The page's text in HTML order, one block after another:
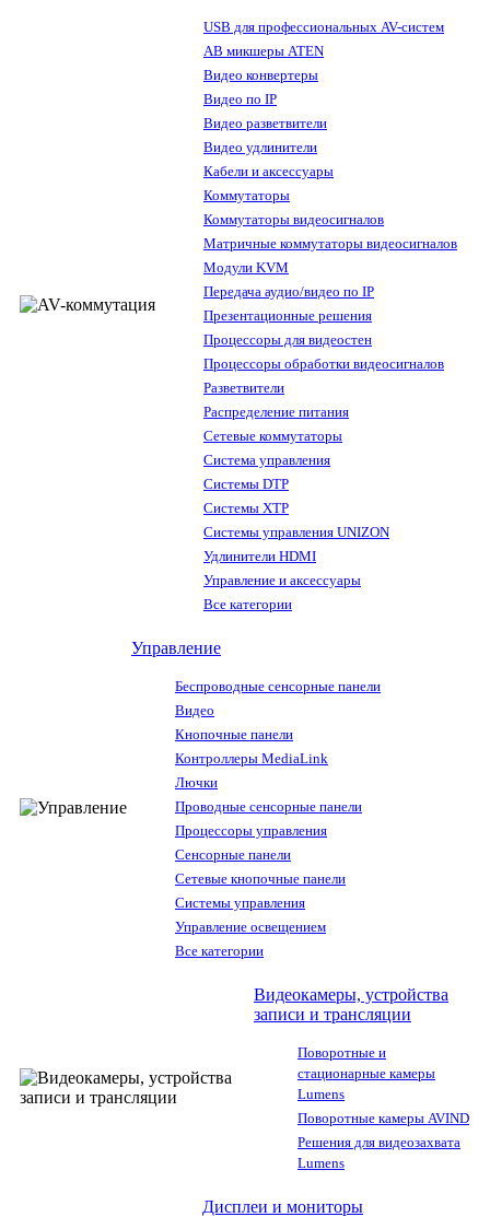
USB для профессиональных AV-систем
АВ микшеры ATEN
Видео конвертеры
Видео по IP
Видео разветвители
Видео удлинители
Кабели и аксессуары
Коммутаторы
Коммутаторы видеосигналов
Матричные коммутаторы видеосигналов
Модули KVM
Передача аудио/видео по IP
Презентационные решения
Процессоры для видеостен
Процессоры обработки видеосигналов
Разветвители
Распределение питания
Сетевые коммутаторы
Система управления
Системы DTP
Системы XTP
Системы управления UNIZON
Удлинители HDMI
Управление и аксессуары
Все категории
Управление
Беспроводные сенсорные панели
Видео
Кнопочные панели
Контроллеры MediaLink
Лючки
Проводные сенсорные панели
Процессоры управления
Сенсорные панели
Сетевые кнопочные панели
Системы управления
Управление освещением
Все категории
Видеокамеры, устройства
записи и трансляции
Поворотные и
стационарные камеры
Lumens
Поворотные камеры AVIND
Решения для видеозахвата
Lumens
Дисплеи и мониторы